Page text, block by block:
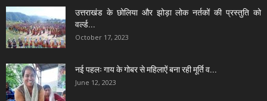
उत्तराखंड के छोलिया और झोड़ा लोक नर्तकों की प्रस्तुति को
वर्ल्ड...
October 17, 2023
नई पहलः गाय के गोबर से महिलाऐं बना रही मूर्ति व...
June 12, 2023